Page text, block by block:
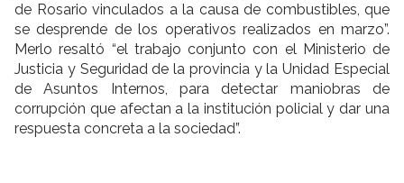
de Rosario vinculados a la causa de combustibles, que
se desprende de los operativos realizados en marzo”.
Merlo resaltó “el trabajo conjunto con el Ministerio de
Justicia y Seguridad de la provincia y la Unidad Especial
de Asuntos Internos, para detectar maniobras de
corrupción que afectan a la institución policial y dar una
respuesta concreta a la sociedad”.